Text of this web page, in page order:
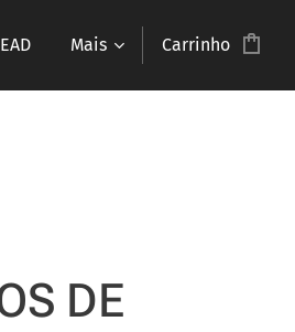
Mais Carrinho
DE